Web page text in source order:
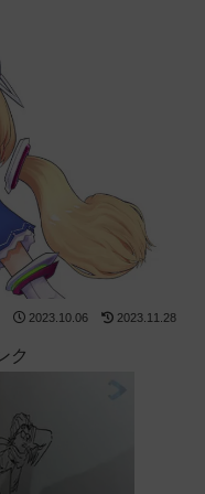
2023.10.06 2023.11.28
ク